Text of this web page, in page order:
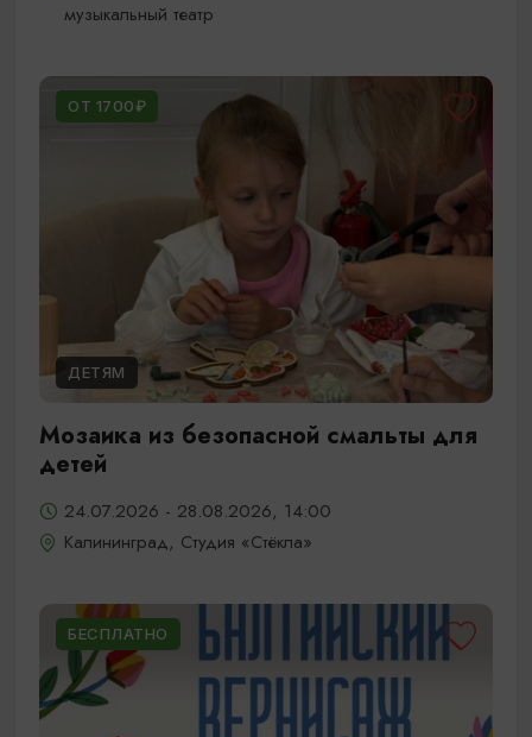
музыкальный театр
ОТ 1700₽
ДЕТЯМ
Мозаика из безопасной смальты для
детей
24.07.2026 - 28.08.2026, 14:00
Калининград, Студия «Стёкла»
БЕСПЛАТНО